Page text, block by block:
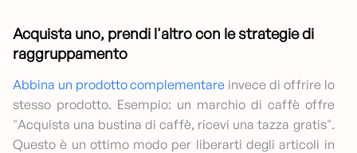
Acquista uno, prendi l'altro con le strategie di
raggruppamento
Abbina un prodotto complementare invece di offrire lo
stesso prodotto. Esempio: un marchio di caffè offre
"Acquista una bustina di caffè, ricevi una tazza gratis".
Questo è un ottimo modo per liberarti degli articoli in